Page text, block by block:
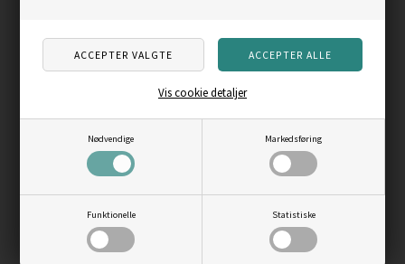
Nødvendige Markedsføring
Funktionelle Statistiske
Vis cookie detaljer
Fjällräven Skule 28 L
Vejl. pris999,00
DKK
LÆS MERE
Fjällräven Kånken Mini
Vejl. pris749,00
DKK
LÆS MERE